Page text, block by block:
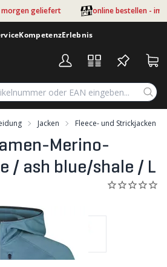
morgen geliefert online bestellen - im
KompetenzErlebnis
Jacken Fleece- und Strickjacken
Merino-
/ ash blue/shale / L